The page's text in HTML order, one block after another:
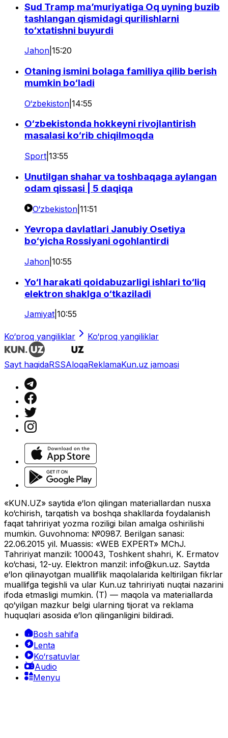
Sud Tramp ma’muriyatiga Oq uyning buzib
tashlangan qismidagi qurilishlarni
to‘xtatishni buyurdi
Jahon 15:20
Otaning ismini bolaga familiya qilib berish
mumkin bo‘ladi
O‘zbekiston 14:55
O‘zbekistonda hokkeyni rivojlantirish
masalasi ko‘rib chiqilmoqda
Sport 13:55
Unutilgan shahar va toshbaqaga aylangan
odam qissasi | 5 daqiqa
O‘zbekiston 11:51
Yevropa davlatlari Janubiy Osetiya
bo‘yicha Rossiyani ogohlantirdi
Jahon 10:55
Yo‘l harakati qoidabuzarligi ishlari to‘liq
elektron shaklga o‘tkaziladi
Jamiyat 10:55
Ko‘proq yangiliklar Ko‘proq yangiliklar
Sayt haqidaRSSAloqaReklamaKun.uz jamoasi
«KUN.UZ» saytida e‘lon qilingan materiallardan nusxa
ko‘chirish, tarqatish va boshqa shakllarda foydalanish
faqat tahririyat yozma roziligi bilan amalga oshirilishi
mumkin. Guvohnoma: №0987. Berilgan sanasi:
22.06.2015 yil. Muassis: «WEB EXPERT» MChJ.
Tahririyat manzili: 100043, Toshkent shahri, K. Ermatov
ko‘chasi, 12-uy. Elektron manzil: info@kun.uz. Saytda
e‘lon qilinayotgan mualliflik maqolalarida keltirilgan fikrlar
muallifga tegishli va ular Kun.uz tahririyati nuqtai nazarini
ifoda etmasligi mumkin. (T) — maqola va materiallarda
qo‘yilgan mazkur belgi ularning tijorat va reklama
huquqlari asosida e‘lon qilinganligini bildiradi.
Bosh sahifa
Lenta
Ko‘rsatuvlar
Audio
Menyu